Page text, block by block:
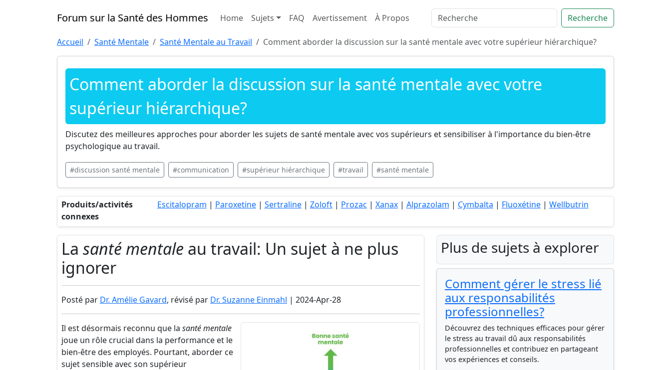
Forum sur la Santé des Hommes Home Sujets FAQ Avertissement À Propos Recherche
Accueil Santé Mentale Santé Mentale au Travail Comment aborder la discussion sur la santé mentale avec votre supérieur hiérarchique?
Comment aborder la discussion sur la santé mentale avec votre
supérieur hiérarchique?
Discutez des meilleures approches pour aborder les sujets de santé mentale avec vos supérieurs et sensibiliser à l'importance du bien-être
psychologique au travail.
#discussion santé mentale #communication #supérieur hiérarchique #travail #santé mentale
Produits/activités
connexes
Escitalopram | Paroxetine| Sertraline| Zoloft| Prozac | Xanax| Alprazolam | Cymbalta | Fluoxétine| Wellbutrin
La santé mentale au travail: Un sujet à ne plus
ignorer
Posté par Dr. Amélie Gavard, révisé par Dr. Suzanne Einmahl | 2024-Apr-28
Il est désormais reconnu que la santé mentale
joue un rôle crucial dans la performance et le
bien-être des employés. Pourtant, aborder ce
sujet sensible avec son supérieur
Plus de sujets à explorer
Comment gérer le stress lié
aux responsabilités
professionnelles?
Découvrez des techniques efficaces pour gérer
le stress au travail dû aux responsabilités
professionnelles et contribuez en partageant
vos expériences et conseils.